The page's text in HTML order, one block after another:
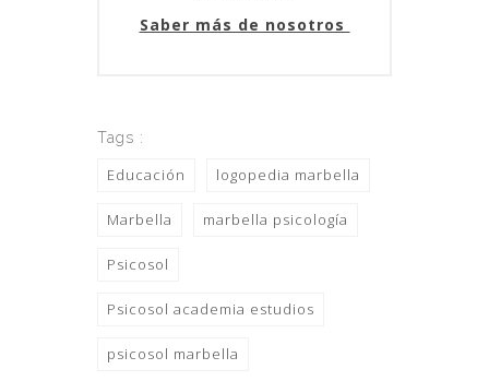
Saber más de nosotros
Tags :
Educación logopedia marbella
Marbella marbella psicología
Psicosol
Psicosol academia estudios
psicosol marbella